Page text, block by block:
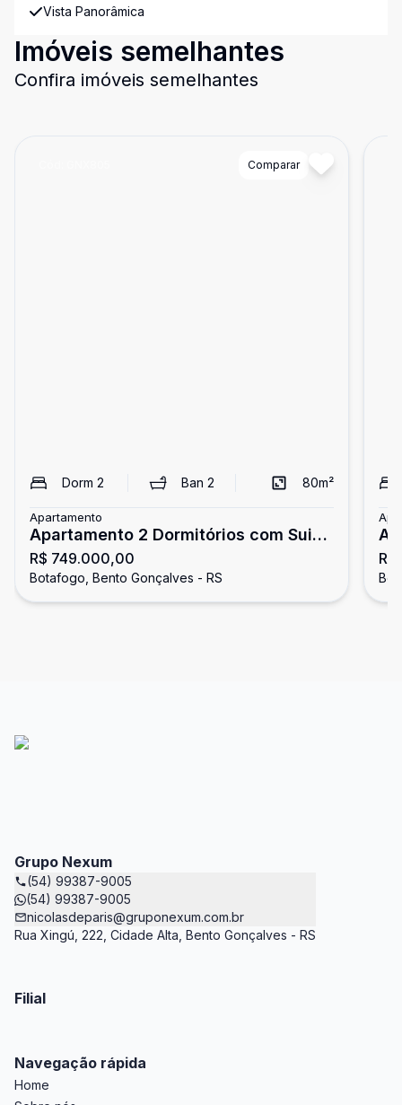
Vista Panorâmica
Imóveis semelhantes
Confira imóveis semelhantes
Comparar
Dorm 2 Ban2 80m²
Apartamento
Apartamento 2 Dormitórios com Suite
no Botafogo
R$ 749.000,00
Botafogo, Bento Gonçalves - RS
Grupo Nexum
(54) 99387-9005
(54) 99387-9005
nicolasdeparis@gruponexum.com.br
Rua Xingú, 222, Cidade Alta, Bento Gonçalves - RS
Filial
Navegação rápida
Home